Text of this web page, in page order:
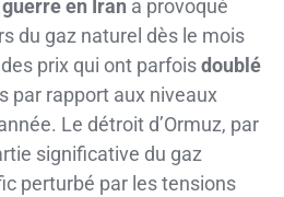
guerre en Iran a provoqué
du gaz naturel dès le mois
prix qui ont parfoisdoublé
par rapport aux niveaux
Le détroit d’Ormuz, par
significative du gaz
perturbé par les tensions